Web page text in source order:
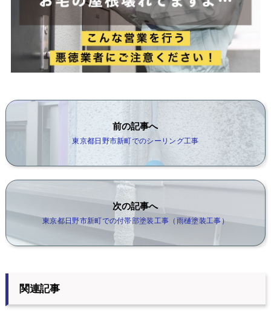
前の記事へ
東京都日野市新町でのシーリング工事
次の記事へ
東京都日野市新町での付帯部塗装工事（雨樋塗装工事）
関連記事